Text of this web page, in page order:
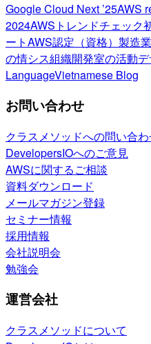
Google Cloud Next ’25AWS
2024AWSトレンドチェック
ートAWS認定（資格） 製造
の情シス組織開発室の活動
LanguageVietnamese Blog
お問い合わせ
クラスメソッドへの問い合
DevelopersIOへのご意見
AWSに関するご相談
資料ダウンロード
メールマガジン登録
セミナー情報
採用情報
会社説明会
勉強会
運営会社
クラスメソッドについて